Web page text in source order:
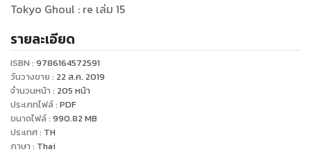
Tokyo Ghoul : re เล่ม 15
รายละเอียด
ISBN : 9786164572591
วันวางขาย : 22 ส.ค. 2019
จำนวนหน้า : 205 หน้า
ประเภทไฟล์: PDF
ขนาดไฟล์: 990.82 MB
ประเทศ: TH
ภาษา : Thai